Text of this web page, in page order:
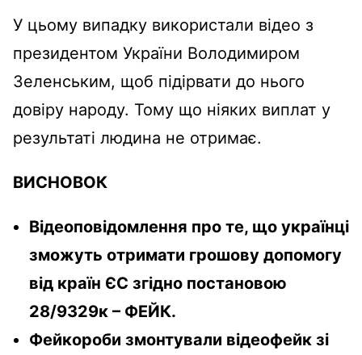
У цьому випадку використали відео з
президентом України Володимиром
Зеленським, щоб підірвати до нього
довіру народу. Тому що ніяких виплат у
результаті людина не отримає.
ВИСНОВОК
Відеоповідомлення про те, що українці
зможуть отримати грошову допомогу
від країн ЄС згiдно постановою
28/9329к – ФЕЙК.
Фейкороби змонтували відеофейк зі